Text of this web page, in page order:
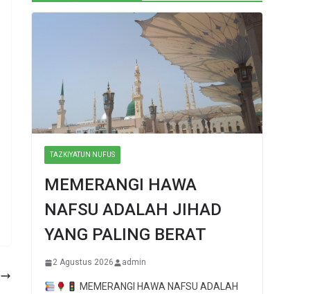
TAZKIYATUN NUFUS
MEMERANGI HAWA
NAFSU ADALAH JIHAD
YANG PALING BERAT
2 Agustus 2026 admin
MEMERANGI HAWA NAFSU ADALAH